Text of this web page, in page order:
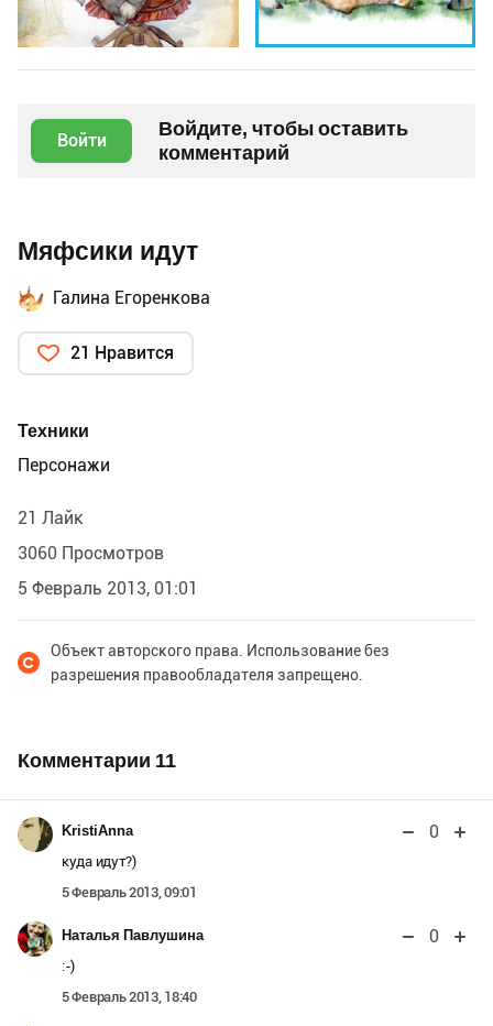
Войти
Войдите, чтобы оставить
комментарий
Мяфсики идут
Галина Егоренкова
21 Нравится
Техники
Персонажи
21 Лайк
3060 Просмотров
5 Февраль 2013, 01:01
Объект авторского права. Использование без
разрешения правообладателя запрещено.
Комментарии 11
KristiAnna 0
куда идут?)
5 Февраль 2013, 09:01
Наталья Павлушина 0
:-)
5 Февраль 2013, 18:40